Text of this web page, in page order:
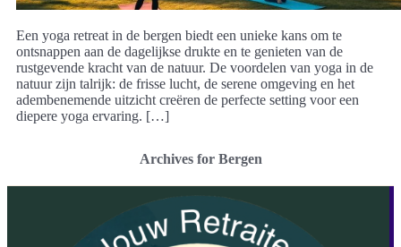
Een yoga retreat in de bergen biedt een unieke kans om te
ontsnappen aan de dagelijkse drukte en te genieten van de
rustgevende kracht van de natuur. De voordelen van yoga in de
natuur zijn talrijk: de frisse lucht, de serene omgeving en het
adembenemende uitzicht creëren de perfecte setting voor een
diepere yoga ervaring. […]
Archives for Bergen